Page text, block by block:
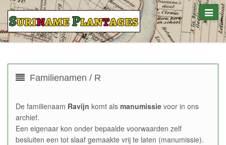
Toggle
Familienamen / R
De familienaam Ravijn komt als manumissie voor in ons
archief.
Een eigenaar kon onder bepaalde voorwaarden zelf
besluiten een tot slaaf gemaakte vrij te laten (manumissie).